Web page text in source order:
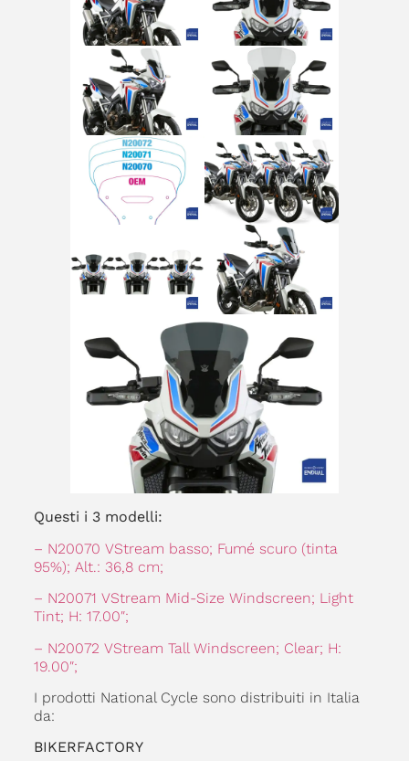
Questi i 3 modelli:
– N20070 VStream basso; Fumé scuro (tinta
95%); Alt.: 36,8 cm;
– N20071 VStream Mid-Size Windscreen; Light
Tint; H: 17.00″;
– N20072 VStream Tall Windscreen; Clear; H:
19.00″;
I prodotti National Cycle sono distribuiti in Italia
da:
BIKERFACTORY